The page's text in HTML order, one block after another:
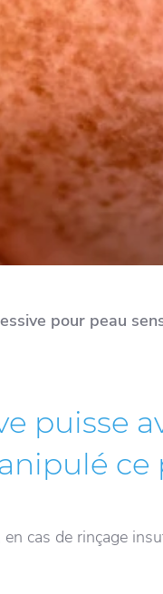
pour peau
puisse
cas de rinçage